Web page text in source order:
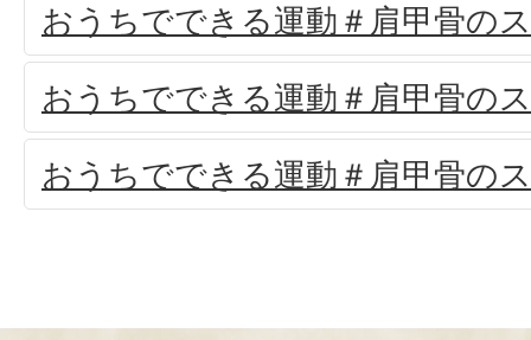
おうちでできる運動＃肩甲骨の
おうちでできる運動＃肩甲骨の
おうちでできる運動＃肩甲骨の